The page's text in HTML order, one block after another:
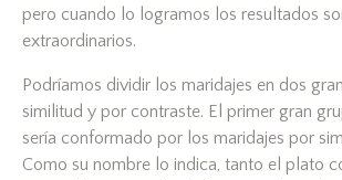
pero cuando lo logramos los resultados
extraordinarios.
Podríamos dividir los maridajes en dos
similitud y por contraste. El primer gran
sería conformado por los maridajes por
Como su nombre lo indica, tanto el plato